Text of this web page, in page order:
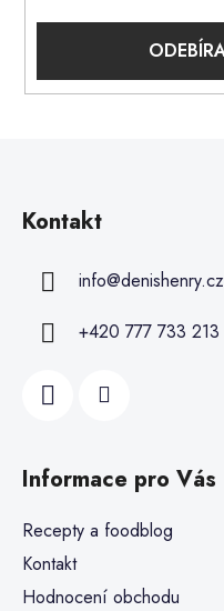
Kontakt
info@denishenry.cz
+420 777 733 213
Informace pro Vás
Recepty a foodblog
Kontakt
Hodnocení obchodu